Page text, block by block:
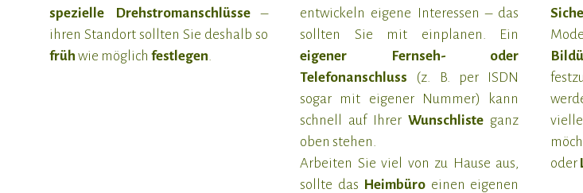
spezielle Drehstromanschlüsse–
ihren Standort sollten Sie deshalb so
früh wie möglich festlegen.
entwickeln eigene Interessen – das
sollten Sie mit einplanen. Ein
eigener Fernseh- oder
Telefonanschluss (z. B. per ISDN
sogar mit eigener Nummer) kann
schnell auf Ihrer Wunschliste ganz
oben stehen.
Arbeiten Sie viel von zu Hause aus,
sollte das Heimbüro einen eigenen
oder